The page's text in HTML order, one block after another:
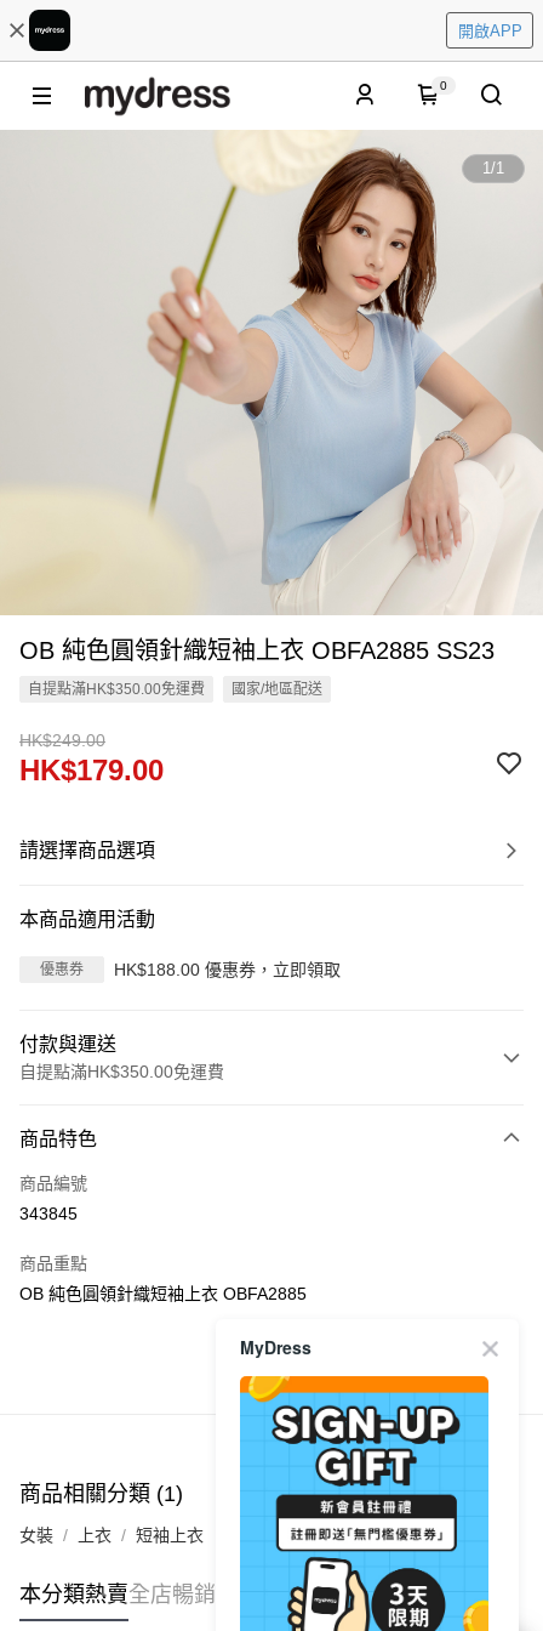
開啟APP
0
1/1
OB 純色圓領針織短袖上衣 OBFA2885 SS23
自提點滿HK$350.00免運費 國家/地區配送
HK$249.00
HK$179.00
請選擇商品選項
本商品適用活動
優惠券 HK$188.00 優惠券，立即領取
付款與運送
自提點滿HK$350.00免運費
信用卡
Apple Pay
PayMe
每筆HK$40.00，滿HK$350.00或以上免運費
付款後順豐站及營業點
每筆HK$40.00，滿HK$350.00或以上免運費
付款後順豐合作便利店
每筆HK$40.00，滿HK$350.00或以上免運費
商品特色
商品編號
343845
商品重點
OB 純色圓領針織短袖上衣 OBFA2885
商品推薦
商品相關分類 (1)
女裝 上衣 短袖上衣
本分類熱賣全店暢銷排行
MyDress